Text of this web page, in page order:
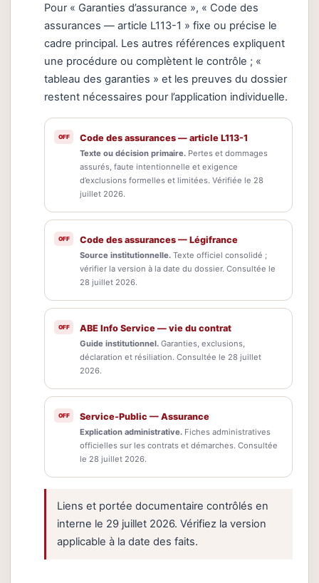
Pour « Garanties d’assurance », « Code des
assurances — article L113-1 » fixe ou précise le
cadre principal. Les autres références expliquent
une procédure ou complètent le contrôle ; «
tableau des garanties » et les preuves du dossier
restent nécessaires pour l’application individuelle.
Code des assurances — article L113-1
Texte ou décision primaire. Pertes et dommages
assurés, faute intentionnelle et exigence
d’exclusions formelles et limitées. Vérifiée le 28
juillet 2026.
Code des assurances — Légifrance
Source institutionnelle. Texte officiel consolidé ;
vérifier la version à la date du dossier. Consultée le
28 juillet 2026.
ABE Info Service — vie du contrat
Guide institutionnel. Garanties, exclusions,
déclaration et résiliation. Consultée le 28 juillet
2026.
Service-Public — Assurance
Explication administrative. Fiches administratives
officielles sur les contrats et démarches. Consultée
le 28 juillet 2026.
Liens et portée documentaire contrôlés en
interne le 29 juillet 2026. Vérifiez la version
applicable à la date des faits.